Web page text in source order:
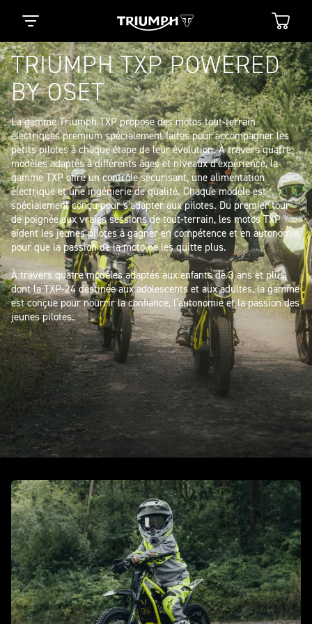
TRIUMPH TXP POWERED
BY OSET
La gamme Triumph TXP propose des motos tout-terrain
électriques premium spécialement faites pour accompagner les
petits pilotes à chaque étape de leur évolution. À travers quatre
modèles adaptés à différents âges et niveaux d’expérience, la
gamme TXP offre un contrôle sécurisant, une alimentation
électrique et une ingénierie de qualité. Chaque modèle est
spécialement conçu pour s’adapter aux pilotes. Du premier tour
de poignée aux vraies sessions de tout-terrain, les motos TXP
aident les jeunes pilotes à gagner en compétence et en autonomie,
pour que la passion de la moto ne les quitte plus.
À travers quatre modèles adaptés aux enfants de 3 ans et plus,
dont la TXP-24 destinée aux adolescents et aux adultes, la gamme
est conçue pour nourrir la confiance, l’autonomie et la passion des